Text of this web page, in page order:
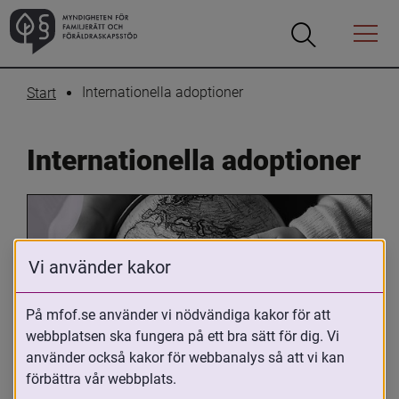
Öppna
Öppna
Menyn
Start Internationella adoptioner
Internationella adoptioner
Oavsett om du är adopterad,
adoptivförälder eller arbetar med
Vi använder kakor
På mfof.se använder vi nödvändiga kakor för att
webbplatsen ska fungera på ett bra sätt för dig. Vi
använder också kakor för webbanalys så att vi kan
förbättra vår webbplats.